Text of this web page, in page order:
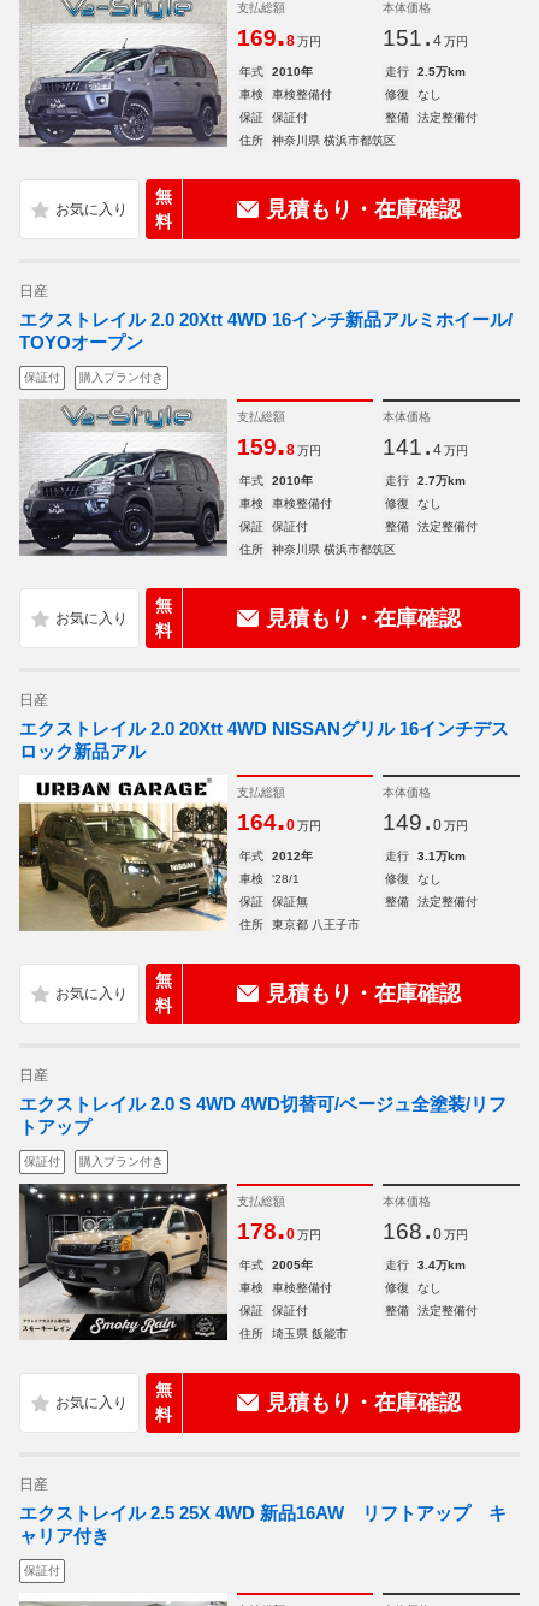
支払総額
169.8 万円
本体価格
151. 4 万円
年式 2010年 走行
2.5万km
車検
車検整備付 修復
なし
保証
保証付 整備
法定整備付
住所
神奈川県 横浜市都筑区
無
料
見積もり・在庫確認
日産
エクストレイル 2.0 20Xtt 4WD 16インチ新品アルミホイール/
TOYOオープン
保証付 購入プラン付き
支払総額
159.8 万円
本体価格
141. 4 万円
年式 2010年 走行
2.7万km
車検
車検整備付 修復
なし
保証
保証付 整備
法定整備付
住所
神奈川県 横浜市都筑区
無
料
見積もり・在庫確認
日産
エクストレイル 2.0 20Xtt 4WD NISSANグリル 16インチデス
ロック新品アル
支払総額
164.0 万円
本体価格
149. 0 万円
年式 2012年 走行
3.1万km
車検
'28/1 修復
なし
保証
保証無 整備
法定整備付
住所
東京都 八王子市
無
料
見積もり・在庫確認
日産
エクストレイル 2.0 S 4WD 4WD切替可/ベージュ全塗装/リフ
トアップ
保証付 購入プラン付き
支払総額
178.0 万円
本体価格
168. 0 万円
年式 2005年 走行
3.4万km
車検
車検整備付 修復
なし
保証
保証付 整備
法定整備付
住所
埼玉県 飯能市
無
料
見積もり・在庫確認
日産
エクストレイル 2.5 25X 4WD 新品16AW リフトアップ キ
ャリア付き
保証付